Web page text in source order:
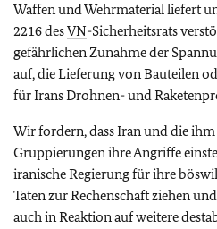
Waffen und Wehrmaterial liefert
2216 desVN-Sicherheitsrats
gefährlichen Zunahme der
auf, die Lieferung von Bauteilen
für Irans Drohnen- und
Wir fordern, dass Iran und die
Gruppierungen ihre Angriffe
iranische Regierung für ihre
Taten zur Rechenschaft ziehen
auch in Reaktion auf weitere